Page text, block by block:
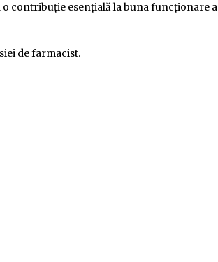
contribuție esențială la buna funcționare a
de farmacist.